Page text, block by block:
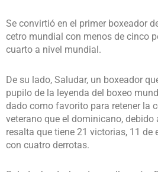
Se convirtió en el primer boxeador
cetro mundial con menos de cinco
cuarto a nivel mundial.
De su lado, Saludar, un boxeador
pupilo de la leyenda del boxeo
dado como favorito para retener la
veterano que el dominicano, debido
resalta que tiene 21 victorias, 11 de
con cuatro derrotas.